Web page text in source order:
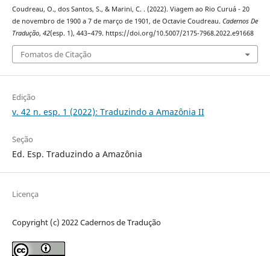
Coudreau, O., dos Santos, S., & Marini, C. . (2022). Viagem ao Rio Curuá - 20
de novembro de 1900 a 7 de março de 1901, de Octavie Coudreau. Cadernos De
Tradução, 42(esp. 1), 443–479. https://doi.org/10.5007/2175-7968.2022.e91668
Fomatos de Citação
Edição
v. 42 n. esp. 1 (2022): Traduzindo a Amazônia II
Seção
Ed. Esp. Traduzindo a Amazônia
Licença
Copyright (c) 2022 Cadernos de Tradução